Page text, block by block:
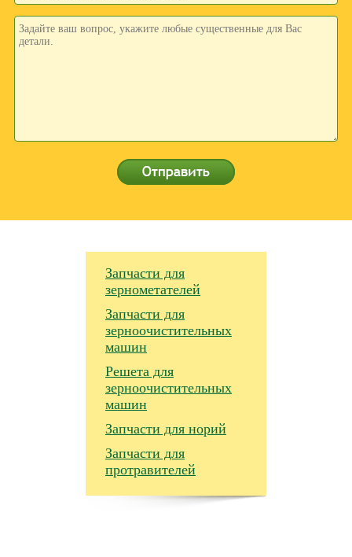
Запчасти для
зернометателей
Запчасти для
зерноочистительных
машин
Решета для
зерноочистительных
машин
Запчасти для норий
Запчасти для
протравителей